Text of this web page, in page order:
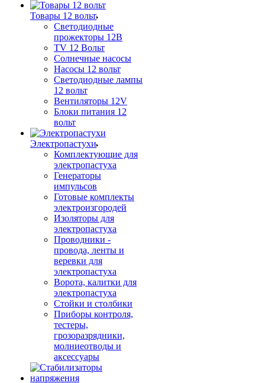
Товары 12 вольт
Светодиодные
прожекторы 12В
TV 12 Вольт
Солнечные насосы
Насосы 12 вольт
Светодиодные лампы
12 вольт
Вентиляторы 12V
Блоки питания 12
вольт
Электропастухи
Комплектующие для
электропастуха
Генераторы
импульсов
Готовые комплекты
электроизгородей
Изоляторы для
электропастуха
Проводники -
провода, ленты и
веревки для
электропастуха
Ворота, калитки для
электропастуха
Стойки и столбики
Приборы контроля,
тестеры,
грозоразрядники,
молниеотводы и
аксессуары